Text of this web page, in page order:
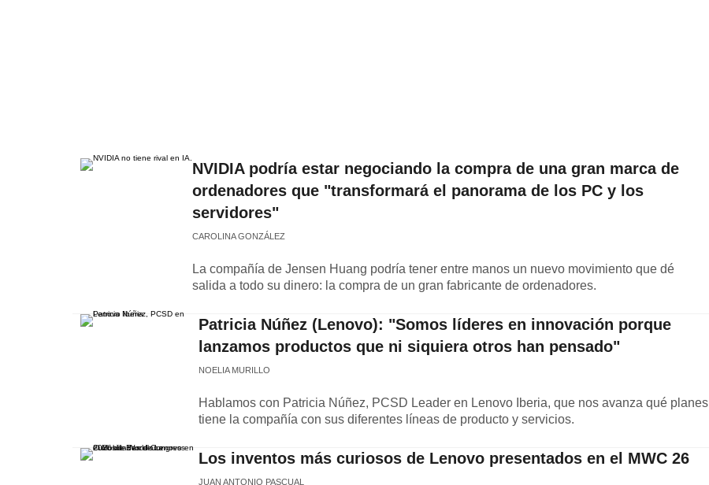
NVIDIA podría estar negociando la compra de una gran marca de
ordenadores que "transformará el panorama de los PC y los
servidores"
CAROLINA GONZÁLEZ
La compañía de Jensen Huang podría tener entre manos un nuevo movimiento que dé
salida a todo su dinero: la compra de un gran fabricante de ordenadores.
Patricia Núñez (Lenovo): "Somos líderes en innovación porque
lanzamos productos que ni siquiera otros han pensado"
NOELIA MURILLO
Hablamos con Patricia Núñez, PCSD Leader en Lenovo Iberia, que nos avanza qué planes
tiene la compañía con sus diferentes líneas de producto y servicios.
Los inventos más curiosos de Lenovo presentados en el MWC 26
JUAN ANTONIO PASCUAL